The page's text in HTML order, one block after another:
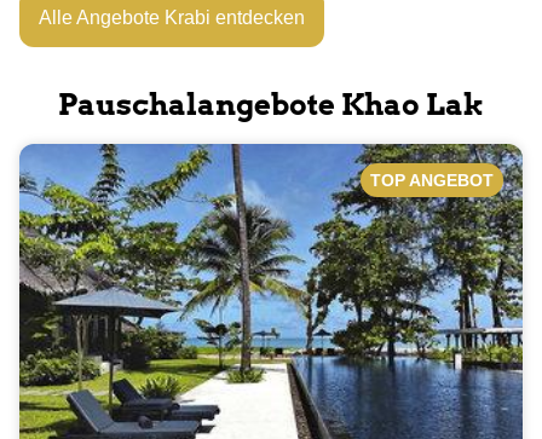
Alle Angebote Krabi entdecken
Pauschalangebote Khao Lak
TOP ANGEBOT